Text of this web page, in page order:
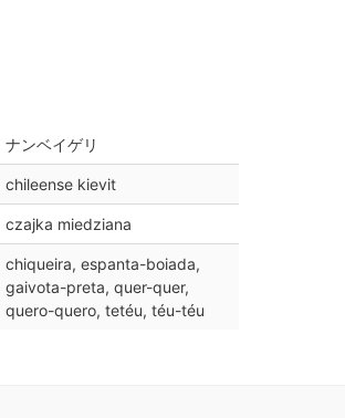
ナンベイゲリ
chileense kievit
czajka miedziana
chiqueira, espanta-boiada,
gaivota-preta, quer-quer,
quero-quero, tetéu, téu-téu